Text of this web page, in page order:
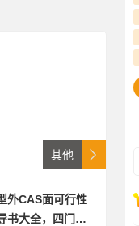
其他
外CAS面可行性
书大全，四门两